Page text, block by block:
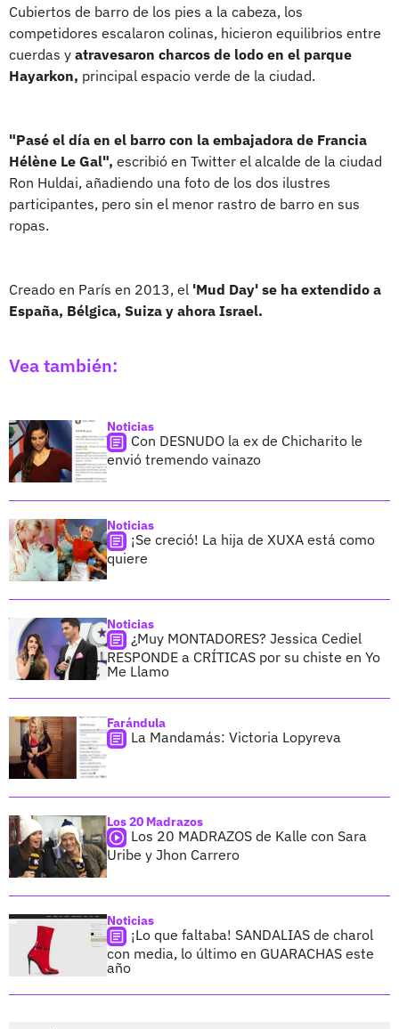
Cubiertos de barro de los pies a la cabeza, los
competidores escalaron colinas, hicieron equilibrios entre
cuerdas y atravesaron charcos de lodo en el parque
Hayarkon, principal espacio verde de la ciudad.
"Pasé el día en el barro con la embajadora de Francia
Hélène Le Gal", escribió en Twitter el alcalde de la ciudad
Ron Huldai, añadiendo una foto de los dos ilustres
participantes, pero sin el menor rastro de barro en sus
ropas.
Creado en París en 2013, el 'Mud Day' se ha extendido a
España, Bélgica, Suiza y ahora Israel.
Vea también:
Noticias
Con DESNUDO la ex de Chicharito le
envió tremendo vainazo
Noticias
¡Se creció! La hija de XUXA está como
quiere
Noticias
¿Muy MONTADORES? Jessica Cediel
RESPONDE a CRÍTICAS por su chiste en Yo
Me Llamo
Farándula
La Mandamás: Victoria Lopyreva
Los 20 Madrazos
Los 20 MADRAZOS de Kalle con Sara
Uribe y Jhon Carrero
Noticias
¡Lo que faltaba! SANDALIAS de charol
con media, lo último en GUARACHAS este
año